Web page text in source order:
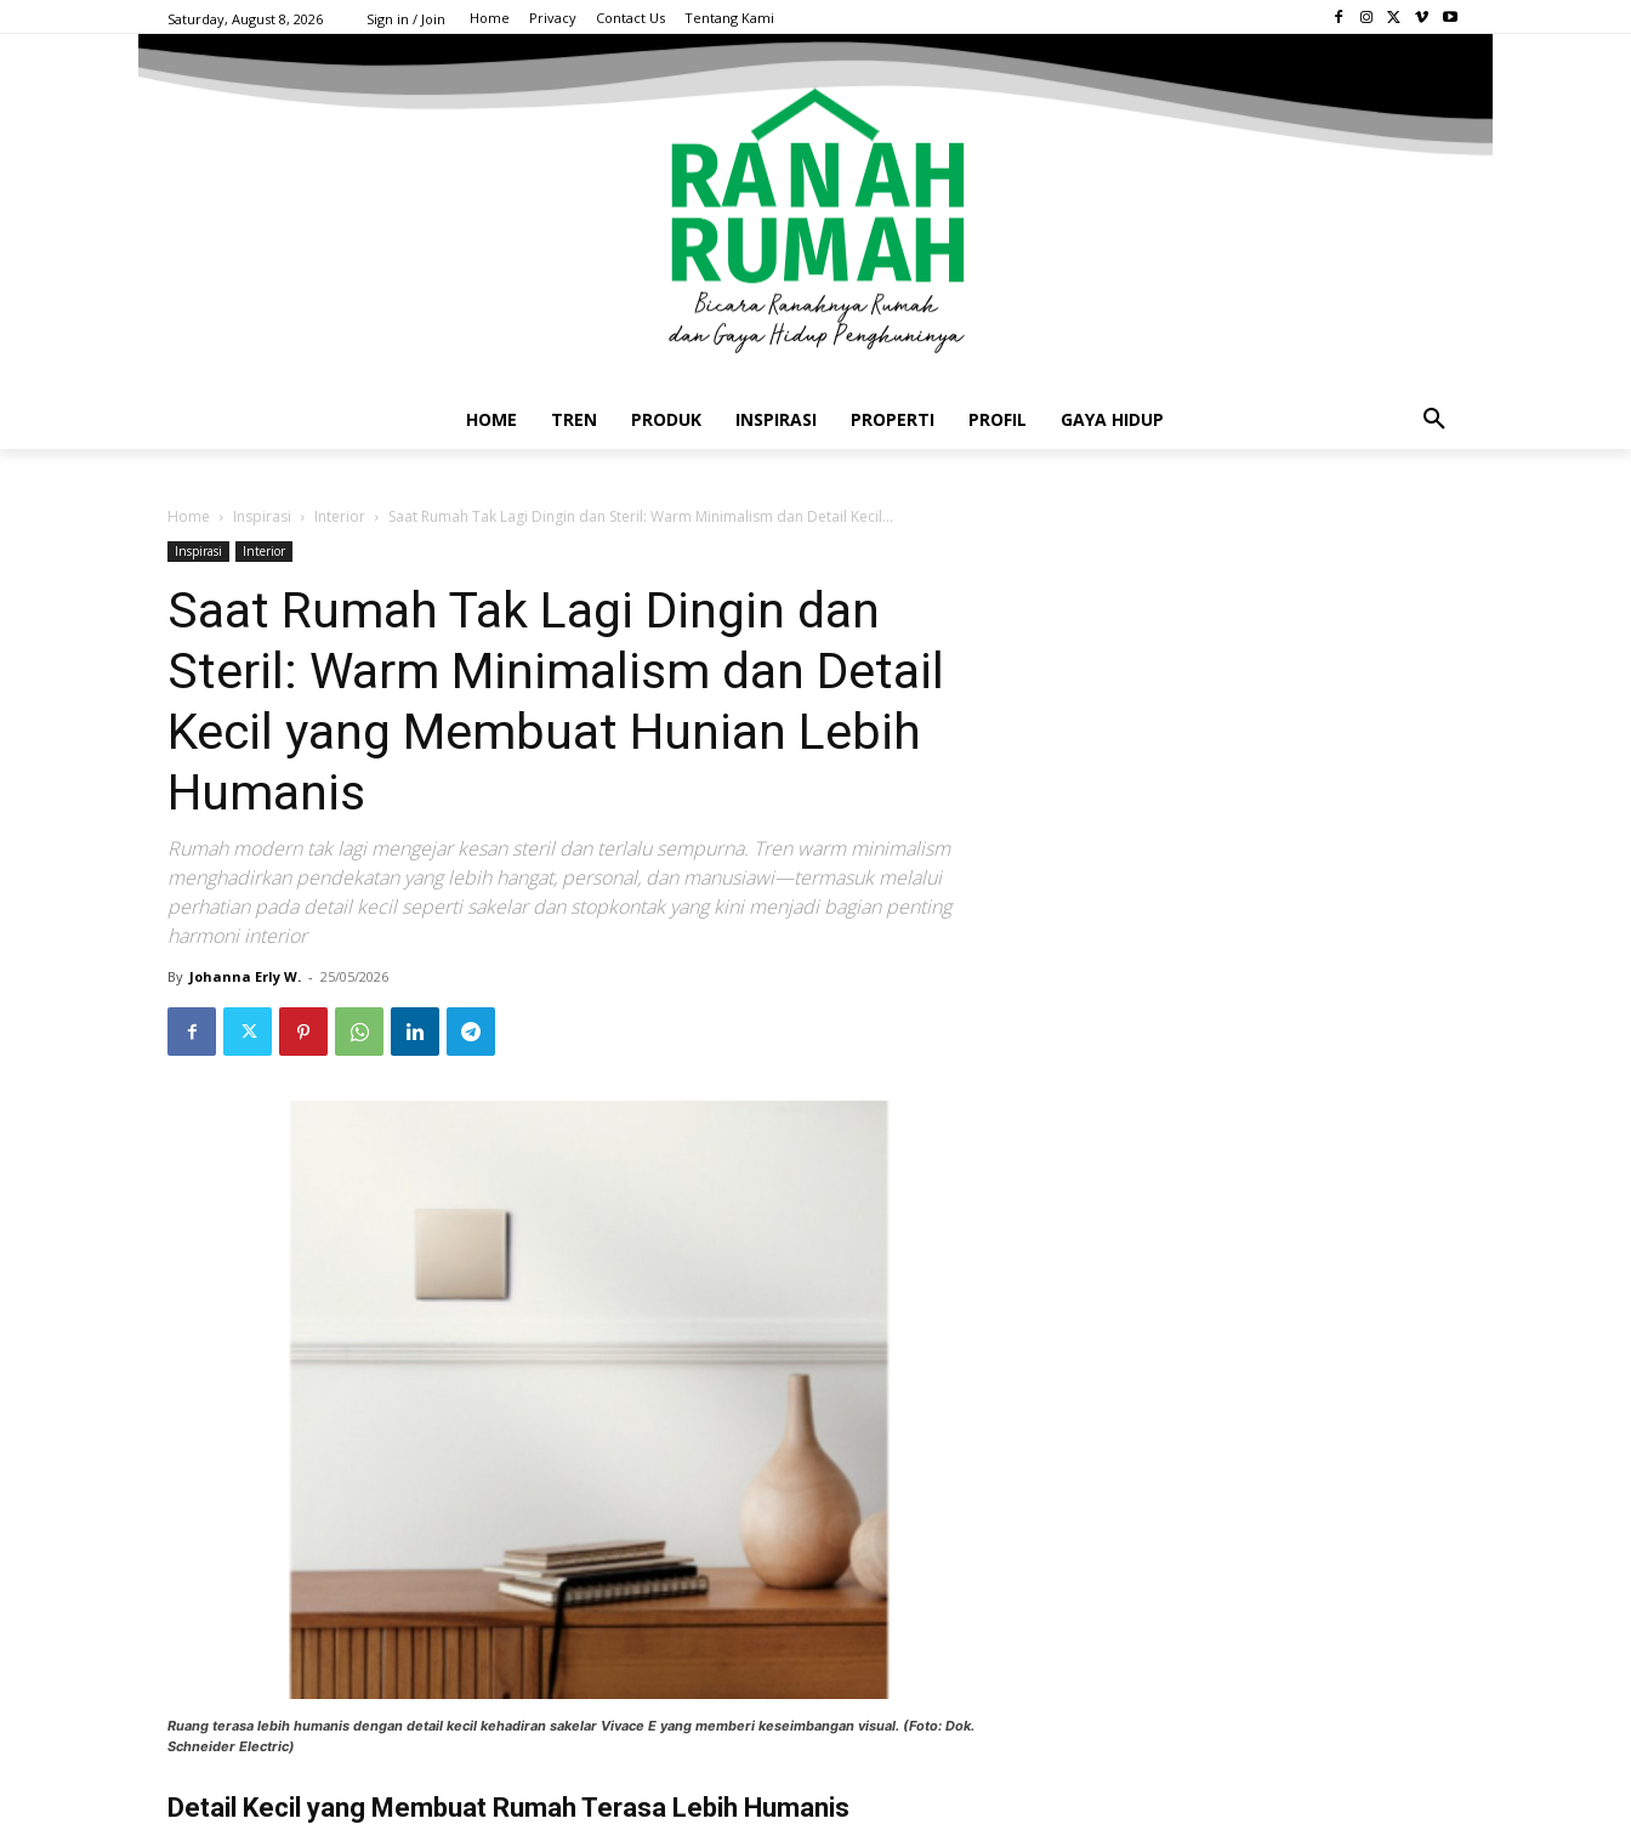
Saturday, August 8, 2026 Sign in / Join Home Privacy Contact Us Tentang Kami
HOME TREN PRODUK INSPIRASI PROPERTI PROFIL GAYA HIDUP
Home Inspirasi Interior Saat Rumah Tak Lagi Dingin dan Steril: Warm Minimalism dan Detail Kecil...
Inspirasi Interior
Saat Rumah Tak Lagi Dingin dan
Steril: Warm Minimalism dan Detail
Kecil yang Membuat Hunian Lebih
Humanis
Rumah modern tak lagi mengejar kesan steril dan terlalu sempurna. Tren warm minimalism
menghadirkan pendekatan yang lebih hangat, personal, dan manusiawi—termasuk melalui
perhatian pada detail kecil seperti sakelar dan stopkontak yang kini menjadi bagian penting
harmoni interior
By Johanna Erly W. - 25/05/2026
Ruang terasa lebih humanis dengan detail kecil kehadiran sakelar Vivace E yang memberi keseimbangan visual. (Foto: Dok.
Schneider Electric)
Detail Kecil yang Membuat Rumah Terasa Lebih Humanis